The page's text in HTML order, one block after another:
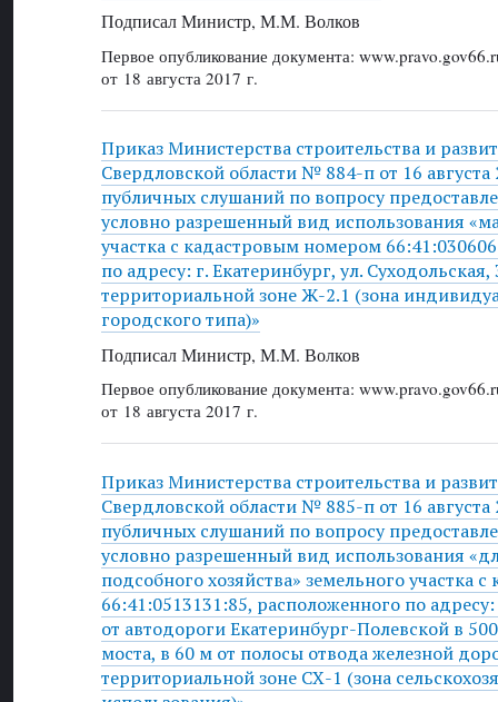
Подписал Министр, М.М. Волков
Первое опубликование документа:
от 18 августа 2017 г.
Приказ Министерства строительства и
Свердловской области № 884-п от 16 августа
публичных слушаний по вопросу
условно разрешенный вид использования
участка с кадастровым номером
по адресу: г. Екатеринбург, ул.
территориальной зоне Ж-2.1 (зона
городского типа)»
Подписал Министр, М.М. Волков
Первое опубликование документа:
от 18 августа 2017 г.
Приказ Министерства строительства и
Свердловской области № 885-п от 16 августа
публичных слушаний по вопросу
условно разрешенный вид использования
подсобного хозяйства» земельного участка
66:41:0513131:85, расположенного по
от автодороги Екатеринбург-Полевской в
моста, в 60 м от полосы отвода железной
территориальной зоне СХ-1 (зона